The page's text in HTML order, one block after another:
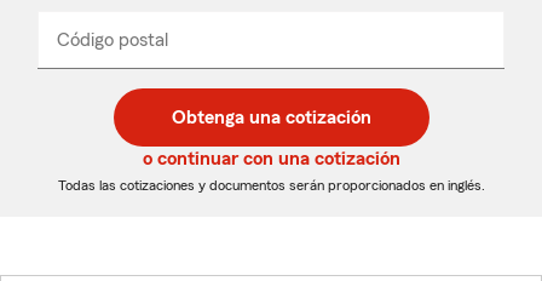
desplegable
Código postal
de
5
dígitos
de
5
dígitos
_____
Obtenga una cotización
o continuar con una cotización
Todas las cotizaciones y documentos serán proporcionados en inglés.